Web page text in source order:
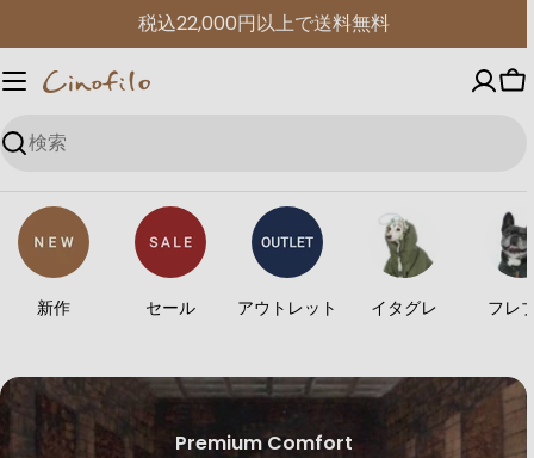
ン
テ
ツ
税込22,000円以上で送料無料
検
カ
新作 セール アウトレット イタグレ フレ
Premium Comfort